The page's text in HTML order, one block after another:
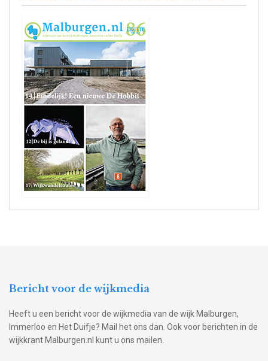
Bericht voor de wijkmedia
Heeft u een bericht voor de wijkmedia van de wijk Malburgen,
Immerloo en Het Duifje? Mail het ons dan. Ook voor berichten in de
wijkkrant Malburgen.nl kunt u ons mailen.